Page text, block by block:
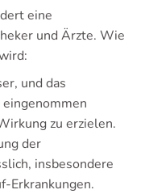
eine
und Ärzte. Wie
und das
zu erzielen.
der
insbesondere
Erkrankungen.